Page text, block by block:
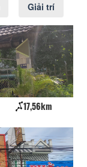
Giải trí
17,56km